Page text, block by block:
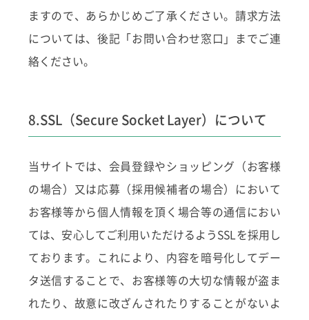
ますので、あらかじめご了承ください。請求方法
については、後記「お問い合わせ窓口」までご連
絡ください。
8.SSL（Secure Socket Layer）について
当サイトでは、会員登録やショッピング（お客様
の場合）又は応募（採用候補者の場合）において
お客様等から個人情報を頂く場合等の通信におい
ては、安心してご利用いただけるようSSLを採用し
ております。これにより、内容を暗号化してデー
タ送信することで、お客様等の大切な情報が盗ま
れたり、故意に改ざんされたりすることがないよ